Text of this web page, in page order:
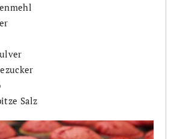
Salz